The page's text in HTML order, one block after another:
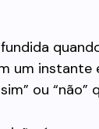
um instante
ou